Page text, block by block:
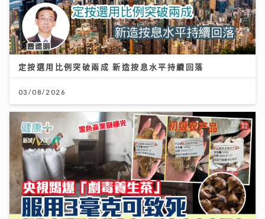
定按選用比例突破兩成 新造按息水平持續回落
03/08/2026